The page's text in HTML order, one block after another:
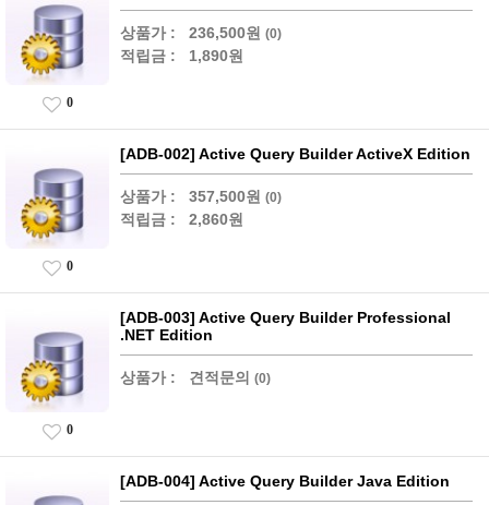
상품가 : 236,500원 (0)
적립금 : 1,890원
0
[ADB-002] Active Query Builder ActiveX Edition
상품가 : 357,500원 (0)
적립금 : 2,860원
0
[ADB-003] Active Query Builder Professional
.NET Edition
상품가 : 견적문의 (0)
0
[ADB-004] Active Query Builder Java Edition